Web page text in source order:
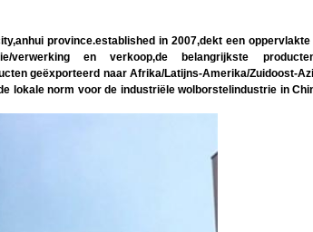
province.established in 2007,dekt een
en verkoop,de belangrijkste
geëxporteerd naar Afrika/Latijns-Amerika/Zuidoost-
lokale norm voor de industriële wolborstelindustrie in